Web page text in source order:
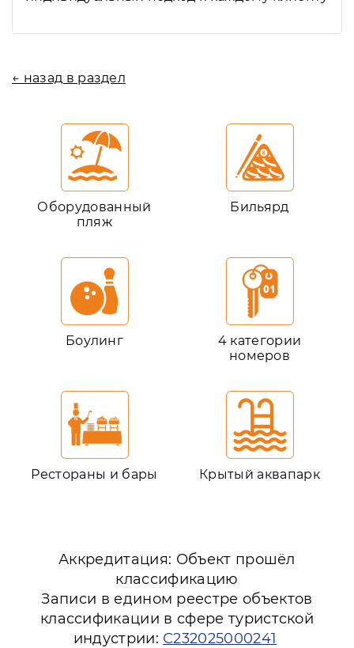
← назад в раздел
Оборудованный
пляж
Бильярд
Боулинг
4 категории
номеров
Рестораны и бары Крытый аквапарк
Аккредитация: Объект прошёл
классификацию
Записи в едином реестре объектов
классификации в сфере туристской
индустрии: С232025000241